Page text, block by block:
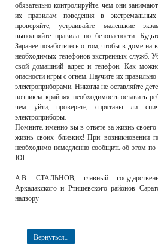
обязательно контролируйте, чем они
их правилам поведения в
проверяйте, устраивайте маленькие
выполняйте правила по безопасности.
Заранее позаботьтесь о том, чтобы в доме на
необходимых телефонов экстренных служб.
свой домашний адрес и телефон. Как
опасности игры с огнем. Научите их
электроприборами. Никогда не оставляйте
возникла крайняя необходимость оставить
чем уйти, проверьте, спрятаны ли
электроприборы.
Помните, именно вы в ответе за жизнь
жизнь своих близких! При возникновении
необходимо немедленно сообщить об этом
101.
А.В. СТАЛЬНОВ, главный
Аркадакского и Ртищевского районов
надзору
Вернуться...